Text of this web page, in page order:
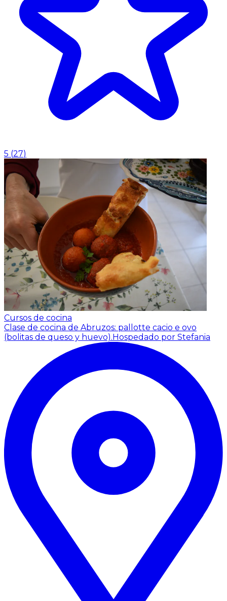
5 (27)
Cursos de cocina
Clase de cocina de Abruzos: pallotte cacio e ovo
(bolitas de queso y huevo). Hospedado por Stefania